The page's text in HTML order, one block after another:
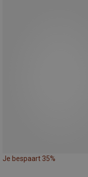
Je bespaart 35%